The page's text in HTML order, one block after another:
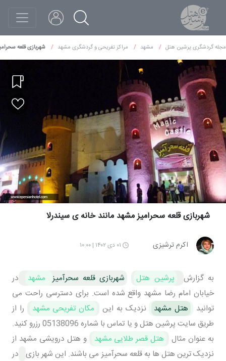
مجله گردشگری پرشین هتل مشهد مراکز تفریحی و گردشگری مشهد شهربازی قلعه
شهربازی قلعه سحرآمیز مشهد مانند خانه ی سیندرلا
اکرم ترشیزی ۰۱ دی ۱۴۰۲ | ۱۰:۰۰
به گزارش پرشین هتل شهربازی قلعه سحرآمیز مشهد
در
خیابان امام رضا مشهد واقع شده است. برای دسترسی راحت می
توانید
هتل مشهد نزدیک به این مکان تفریحی مشهد
را از
طریق سایت پرشین هتل و یا تماس با شماره 05138096 رزرو کنید.
به عنوان مثال
هتل قصر طلایی مشهد
و هتل درویشی مشهد از
نزدیک ترین هتل ها به قلعه سحرآمیز می باشند. این شهر بازی در